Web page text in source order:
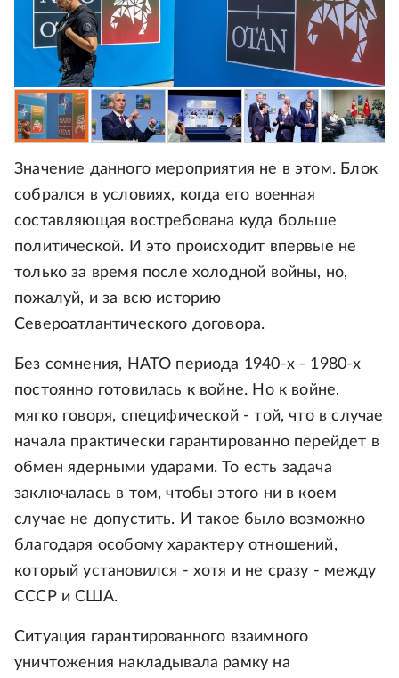
Значение данного мероприятия не в этом. Блок
собрался в условиях, когда его военная
составляющая востребована куда больше
политической. И это происходит впервые не
только за время после холодной войны, но,
пожалуй, и за всю историю
Североатлантического договора.
Без сомнения, НАТО периода 1940-х - 1980-х
постоянно готовилась к войне. Но к войне,
мягко говоря, специфической - той, что в случае
начала практически гарантированно перейдет в
обмен ядерными ударами. То есть задача
заключалась в том, чтобы этого ни в коем
случае не допустить. И такое было возможно
благодаря особому характеру отношений,
который установился - хотя и не сразу - между
СССР и США.
Ситуация гарантированного взаимного
уничтожения накладывала рамку на